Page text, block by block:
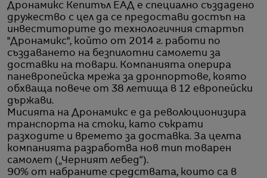
Дронамикс Кепитъл ЕАД е специално създадено
дружество с цел да се предостави достъп на
инвеститорите до технологичния стартъп
"Дронамикс", който от 2014 г. работи по
създаването на безпилотни самолети за
доставки на товари. Компанията оперира
паневропейска мрежа за дронпортове, която
обхваща повече от 38 летища в 12 европейски
държави.
Мисията на Дронамикс е да революционизира
транспорта на стоки, като съкрати
разходите и времето за доставка. За целта
компанията разработва нов тип товарен
самолет („Черният лебед“).
90% от набраните средствата, които са в